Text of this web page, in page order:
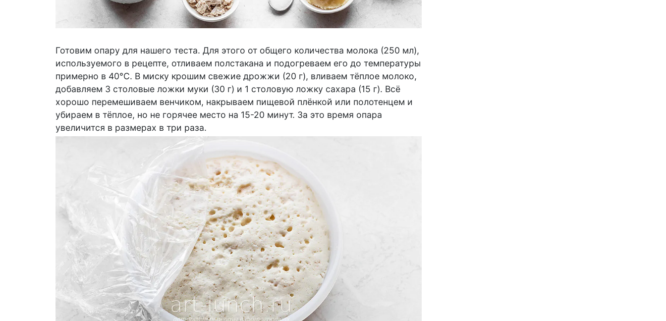
Готовим опару для нашего теста. Для этого от общего количества молока (250 мл),
используемого в рецепте, отливаем полстакана и подогреваем его до температуры
примерно в 40°С. В миску крошим свежие дрожжи (20 г), вливаем тёплое молоко,
добавляем 3 столовые ложки муки (30 г) и 1 столовую ложку сахара (15 г). Всё
хорошо перемешиваем венчиком, накрываем пищевой плёнкой или полотенцем и
убираем в тёплое, но не горячее место на 15-20 минут. За это время опара
увеличится в размерах в три раза.